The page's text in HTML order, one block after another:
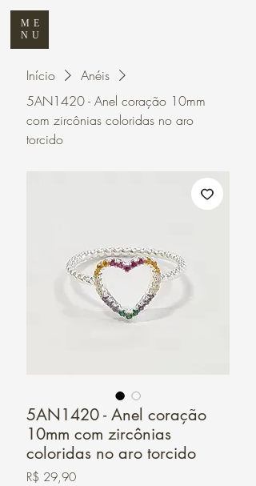
ME
NU
Início
Anéis
5AN1420 - Anel coração 10mm
com zircônias coloridas no aro
torcido
5AN1420 - Anel coração
10mm com zircônias
coloridas no aro torcido
R$ 29,90Preço